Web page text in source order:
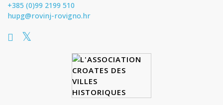
+385 (0)99 2199 510
hupg@rovinj-rovigno.hr